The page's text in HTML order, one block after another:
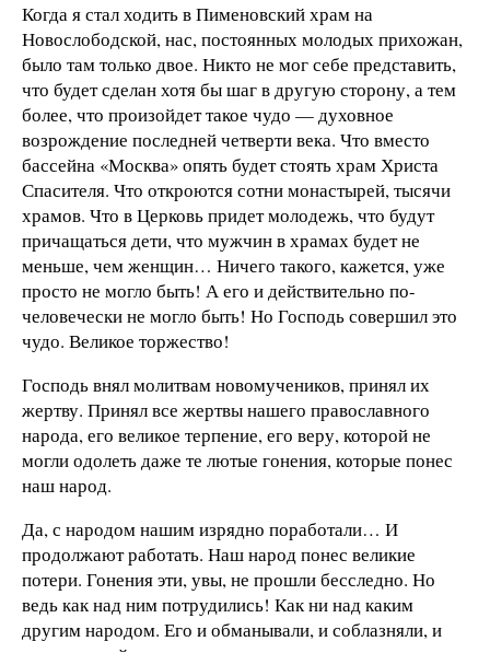
Когда я стал ходить в Пименовский храм на
Новослободской, нас, постоянных молодых прихожан,
было там только двое. Никто не мог себе представить,
что будет сделан хотя бы шаг в другую сторону, а тем
более, что произойдет такое чудо — духовное
возрождение последней четверти века. Что вместо
бассейна «Москва» опять будет стоять храм Христа
Спасителя. Что откроются сотни монастырей, тысячи
храмов. Что в Церковь придет молодежь, что будут
причащаться дети, что мужчин в храмах будет не
меньше, чем женщин… Ничего такого, кажется, уже
просто не могло быть! А его и действительно по-
человечески не могло быть! Но Господь совершил это
чудо. Великое торжество!
Господь внял молитвам новомучеников, принял их
жертву. Принял все жертвы нашего православного
народа, его великое терпение, его веру, которой не
могли одолеть даже те лютые гонения, которые понес
наш народ.
Да, с народом нашим изрядно поработали… И
продолжают работать. Наш народ понес великие
потери. Гонения эти, увы, не прошли бесследно. Но
ведь как над ним потрудились! Как ни над каким
другим народом. Его и обманывали, и соблазняли, и